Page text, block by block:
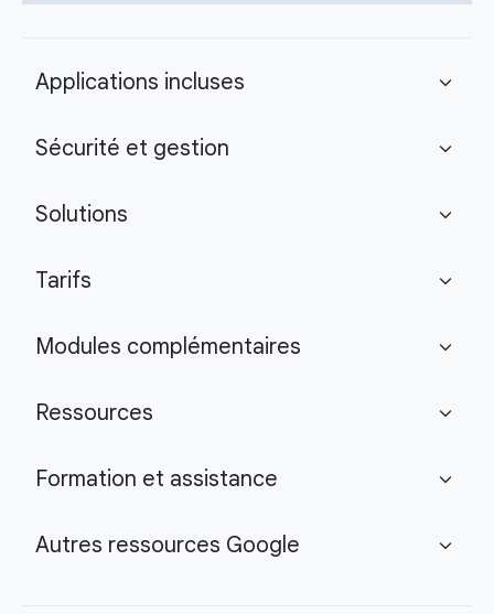
Applications incluses expand_more
Sécurité et gestion expand_more
Solutions expand_more
Tarifs expand_more
Modules complémentaires expand_more
Ressources expand_more
Formation et assistance expand_more
Autres ressources Google expand_more